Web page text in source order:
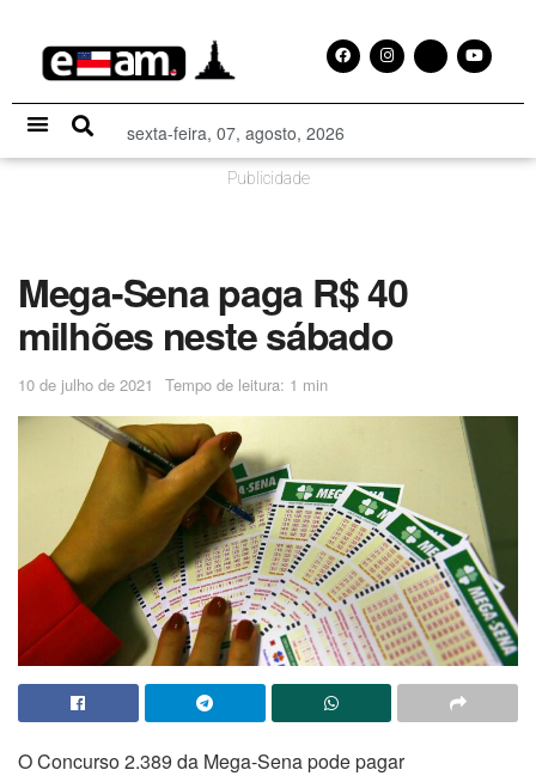
sexta-feira, 07, agosto, 2026
Publicidade
Mega-Sena paga R$ 40
milhões neste sábado
10 de julho de 2021 Tempo de leitura: 1 min
O Concurso 2.389 da Mega-Sena pode pagar